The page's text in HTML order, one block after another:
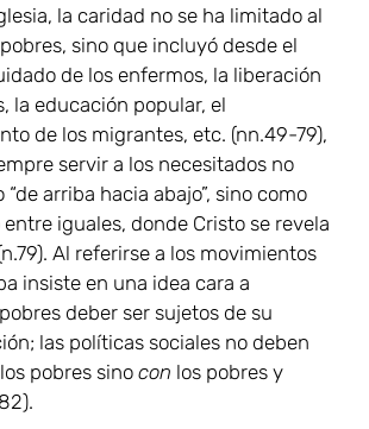
la caridad no se ha limitado al
sino que incluyó desde el
de los enfermos, la liberación
la educación popular, el
de los migrantes, etc. (nn.49-79),
servir a los necesitados no
arriba hacia abajo”, sino como
iguales, donde Cristo se revela
Al referirse a los movimientos
insiste en una idea cara a
deber ser sujetos de su
las políticas sociales no deben
los pobres sino con los pobres y